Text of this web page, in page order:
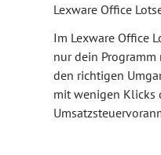
Lexware Office
Im Lexware Office
nur dein
den richtigen
mit wenigen Klicks